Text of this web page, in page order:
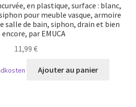
en plastique, surface : blanc,
pour meuble vasque, armoire
salle de bain, siphon, drain et bien
par EMUCA
11,99 €
Ajouter au panier